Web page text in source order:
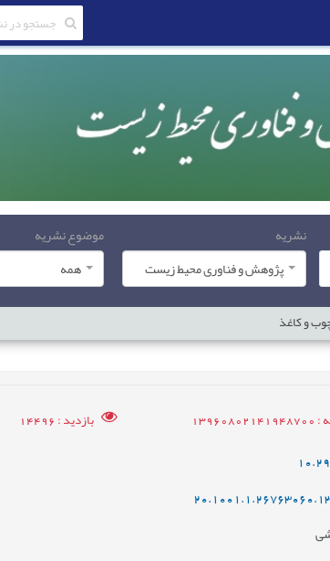
نشریه
پژوهش و فناوری محیط زیست
موضوع نشریه
همه
و کاغذ
: 13960802141948700 بازدید: 14496